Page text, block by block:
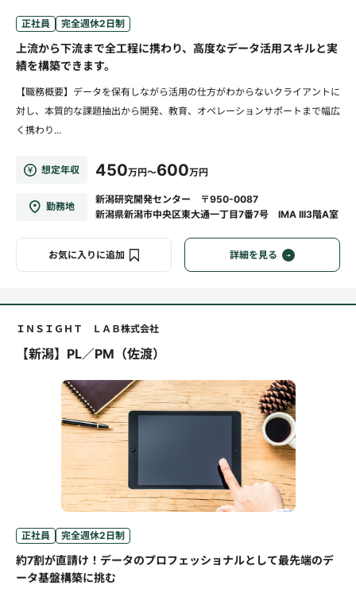
正社員 完全週休2日制
上流から下流まで全工程に携わり、高度なデータ活用スキルと実
績を構築できます。
【職務概要】データを保有しながら活用の仕方がわからないクライアントに
対し、本質的な課題抽出から開発、教育、オペレーションサポートまで幅広
く携わり...
想定年収 450万円～600万円
勤務地
新潟研究開発センター 〒950-0087
新潟県新潟市中央区東大通一丁目7番7号 IMA III3階A室
お気に入りに追加 詳細を見る
ＩＮＳＩＧＨＴ ＬＡＢ株式会社
【新潟】PL／PM（佐渡）
正社員 完全週休2日制
約7割が直請け！データのプロフェッショナルとして最先端のデ
ータ基盤構築に挑む